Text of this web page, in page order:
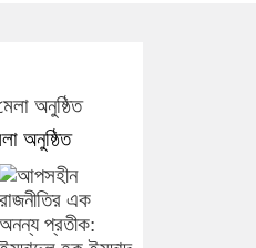
অনুষ্ঠিত